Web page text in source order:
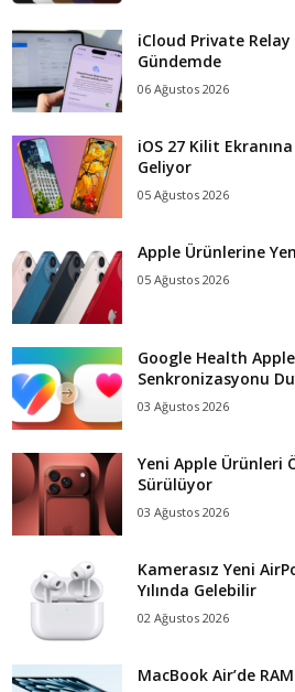
iCloud Private Relay
Gündemde
06 Ağustos 2026
iOS 27 Kilit
Geliyor
05 Ağustos 2026
Apple Ürünlerine
05 Ağustos 2026
Google Health
Senkronizasyonu
03 Ağustos 2026
Yeni Apple Ürünleri
Sürülüyor
03 Ağustos 2026
Kamerasız Yeni
Yılında Gelebilir
02 Ağustos 2026
MacBook Air’de